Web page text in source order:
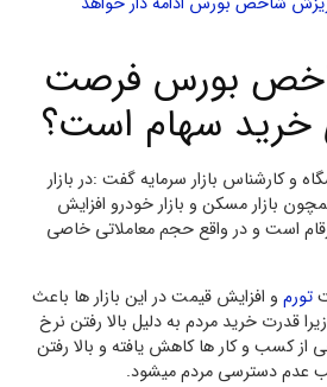
بورس فرصت
خرید سهام است؟
کارشناس بازار سرمایه گفت :در بازار
بازار مسکن و بازار خودرو افزایش
است و در واقع حجم معاملاتی خاصی
تورم و افزایش قیمت در این بازار ها باعث
قدرت خرید مردم به دلیل بالا رفتن نرخ
از کسب و کار ها کاهش یافته و بالا رفتن
عدم دسترسی مردم میشود.